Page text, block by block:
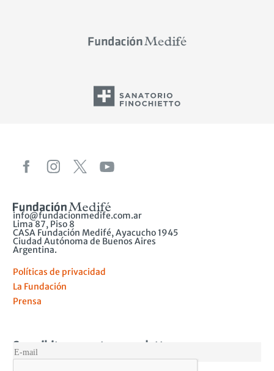
info@fundacionmedife.com.ar
Lima 87, Piso 8
CASA Fundación Medifé, Ayacucho 1945
Ciudad Autónoma de Buenos Aires
Argentina.
Políticas de privacidad
La Fundación
Prensa
Suscribite a nuestro newsletter